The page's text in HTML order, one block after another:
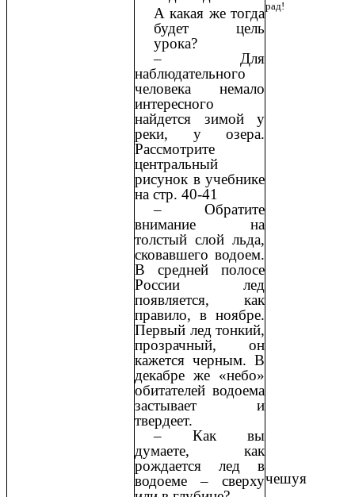
А какая же тогда
будет цель
урока?
– Для
наблюдательного
человека немало
интересного
найдется зимой у
реки, у озера.
Рассмотрите
центральный
рисунок в учебнике
на стр. 40-41
– Обратите
внимание на
толстый слой льда,
сковавшего водоем.
В средней полосе
России лед
появляется, как
правило, в ноябре.
Первый лед тонкий,
прозрачный, он
кажется черным. В
декабре же «небо»
обитателей водоема
застывает и
твердеет.
– Как вы
думаете, как
рождается лед в
водоеме – сверху
рад!
чешуя